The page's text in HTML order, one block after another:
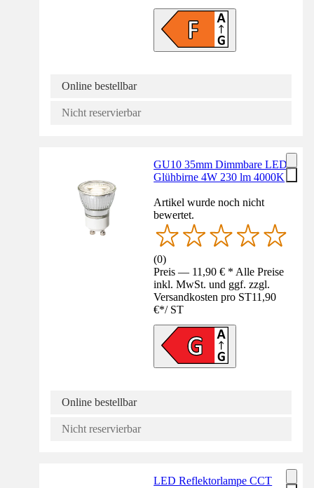
Online bestellbar
Nicht reservierbar
GU10 35mm Dimmbare LED-
Glühbirne 4W 230 lm 4000K
Artikel wurde noch nicht
bewertet.
(0)
Preis — 11,90 € * Alle Preise
inkl. MwSt. und ggf. zzgl.
Versandkosten pro ST11,90
€*/ ST
Online bestellbar
Nicht reservierbar
LED Reflektorlampe CCT